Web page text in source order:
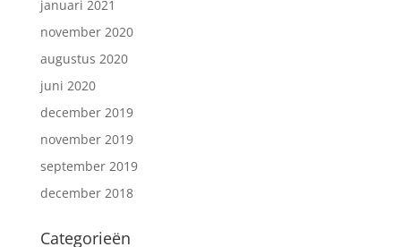
januari 2021
november 2020
augustus 2020
juni 2020
december 2019
november 2019
september 2019
december 2018
Categorieën